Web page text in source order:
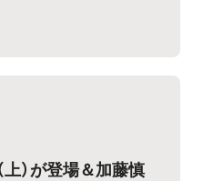
）が登場＆加藤慎